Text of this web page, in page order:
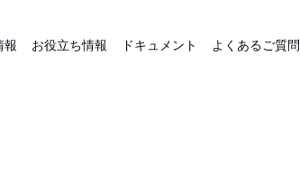
報 お役立ち情報 ドキュメント よくあるご質問